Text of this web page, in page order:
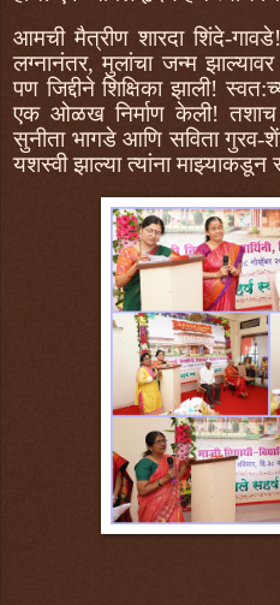
आमची मैत्रीण शारदा शिंदे-
लग्नानंतर, मुलांचा जन्म
पण जिद्दीने शिक्षिका झाली!
एक ओळख निर्माण केली! तशाच
सुनीता भागडे आणि सविता गुरव-
यशस्वी झाल्या त्यांना